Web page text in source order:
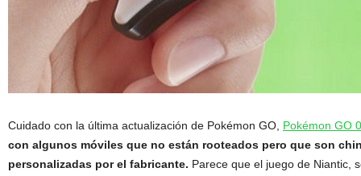
Cuidado con la última actualización de Pokémon GO, Pokémon GO
con algunos móviles que no están rooteados pero que son
personalizadas por el fabricante. Parece que el juego de Niantic,